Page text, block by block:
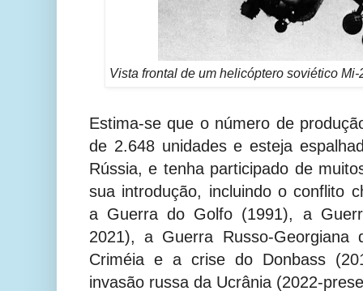
Vista frontal de um helicóptero soviético
Estima-se que o número de
de 2.648 unidades e esteja
Rússia, e tenha participado de
sua introdução, incluindo o conflito
a Guerra do Golfo (1991), a
2021), a Guerra Russo-
Criméia e a crise do Donbass
invasão russa da Ucrânia (2022-